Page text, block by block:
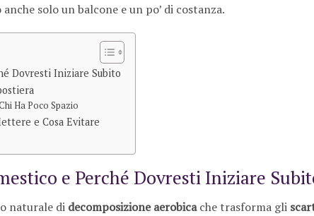
anche solo un balcone e un po’ di costanza.
Dovresti Iniziare Subito
Ha Poco Spazio
e Cosa Evitare
e Perché Dovresti Iniziare
naturale di decomposizione aerobicache trasforma gli